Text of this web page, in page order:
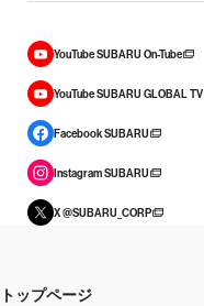
YouTube SUBARU On-Tube
YouTube SUBARU GLOBAL TV
Facebook SUBARU
Instagram SUBARU
X @SUBARU_CORP
トップページ